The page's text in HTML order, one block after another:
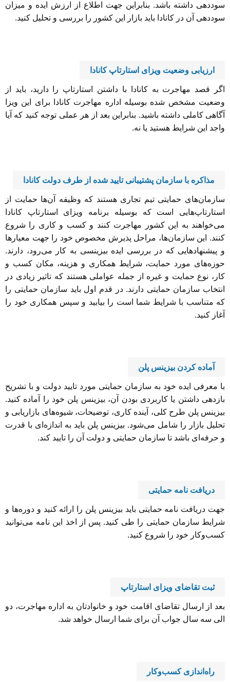
سوددهی داشته باشد. بنابراین جهت اطلاع از ارزش ایده و میزان
سوددهی آن در کانادا باید بازار این کشور را بررسی و تحلیل کنید.
ارزیابی وضعیت ویزای استارتاپ کانادا
اگر قصد مهاجرت به کانادا با داشتن استارتاپ را دارید، باید از
وضعیت مشخص شده بوسیله اداره مهاجرت کانادا برای این ویزا
آگاهی کاملی داشته باشید. بنابراین بعد از هر عملی توجه کنید که آیا
واجد این شرایط هستید یا نه.
مذاکره با سازمان پشتیبانی تایید شده از طرف دولت کانادا
سازمان‌های حمایتی تیم تجاری هستند که وظیفه آن‌ها حمایت از
استارتاپ‌هایی است که بوسیله برنامه ویزای استارتاپ کانادا
می‌خواهند به این کشور مهاجرت کنند و کسب و کاری را شروع
کنند. این سازمان‌ها، مراحل پذیرش مخصوص خود را جهت معیارها
و پیشنهادهایی که در بررسی ایده بیزینسی به کار می‌رود، دارند.
حوزه‌های مورد حمایت، شرایط همکاری و هزینه، مکان کسب و
کار، نوع حمایت و غیره از جمله عواملی هستند که تاثیر زیادی در
انتخاب سازمان حمایتی دارند. در قدم اول باید سازمان حمایتی را
که متناسب با شرایط شما است را بیابید و سپس همکاری خود را
آغاز کنید.
آماده کردن بیزینس پلن
با معرفی ایده خود به سازمان حمایتی مورد تایید دولت و با تشریح
بازدهی داشتن یا کاربردی بودن آن، بیزینس پلن خود را آماده کنید.
بیزینس پلن طرح کلی، آینده کاری، توضیحات، شیوه‌های بازاریابی و
تحلیل بازار را شامل می‌شود. بیزینس پلن باید به اندازه‌ای با قدرت
و حرفه‌ای باشد تا سازمان حمایتی و دولت آن را تایید کند.
دریافت نامه حمایتی
جهت دریافت نامه حمایتی باید بیزینس پلن را ارائه کنید و دوره‌ها و
شرایط سازمان حمایتی را طی کنید. پس از اخذ این نامه می‌توانید
کسب‌وکار خود را شروع کنید.
ثبت تقاضای ویزای استارتاپ
بعد از ارسال تقاضای اقامت خود و خانوادتان به اداره مهاجرت، دو
الی سه سال جواب آن برای شما ارسال خواهد شد.
راه‌اندازی کسب‌و‌کار